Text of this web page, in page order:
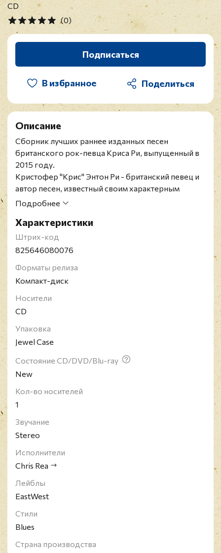
CD
(0)
Подписаться
В избранное
Описание
Сборник лучших раннее изданных песен
британского рок-певца Криса Ри, выпущенный в
2015 году.
Кристофер "Крис" Энтон Ри - британский певец и
автор песен, известный своим характерным
хриплым голосом и игрой на слайд-гитаре.
1980-х - начале 1990-х годов, с выпуском своего
десятого студийного альбома "The Road To Hell"
(1982), который многие считают одним из его
"Auberge" (1991). После тяжёлой болезни
(повторный рак с удалением поджелудочной
железы) прекращает сотрудничество с крупными
рекорд-компаниями и начинает записывать
стали несколько альбомов, и по крайней мере два
из них неожиданно оказались достаточно
коммерчески успешными: это прежде всего
"Dancing Down The Stony Road" (2002),
получивший статус золотого, и "Santo Spirito Blues"
(2011).
Подробнее
Характеристики
Штрих-код
825646080076
Форматы релиза
Компакт-диск
Носители
CD
Упаковка
Jewel Case
Состояние CD/DVD/Blu-ray
New
Кол-во носителей
1
Звучание
Stereo
Исполнители
Chris Rea
Лейблы
EastWest
Стили
Blues
Страна производства